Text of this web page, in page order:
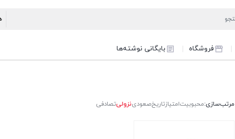
فروشگاه بایگانی نوشته‌ها
مرتب‌سازی:محبوبیتامتیازتاریخصعودینزولیتصادفی